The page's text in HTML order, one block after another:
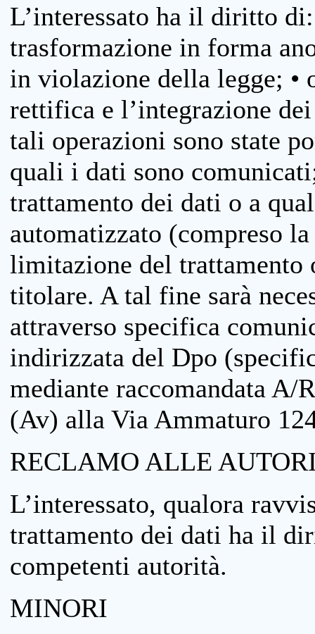
L’interessato ha il diritto
trasformazione in forma
in violazione della legge; •
rettifica e l’integrazione
tali operazioni sono state
quali i dati sono
trattamento dei dati o a
automatizzato (compreso
limitazione del trattamento
titolare. A tal fine sarà
attraverso specifica
indirizzata del Dpo
mediante raccomandata
(Av) alla Via Ammaturo
RECLAMO ALLE
L’interessato, qualora
trattamento dei dati ha il
competenti autorità.
MINORI